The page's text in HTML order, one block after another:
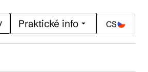
Praktické info CS